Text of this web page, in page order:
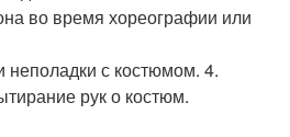
во время хореографии или
неполадки с костюмом. 4.
рук о костюм.